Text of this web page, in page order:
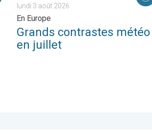
lundi 3 août 2026
En Europe
Grands contrastes météo
en juillet